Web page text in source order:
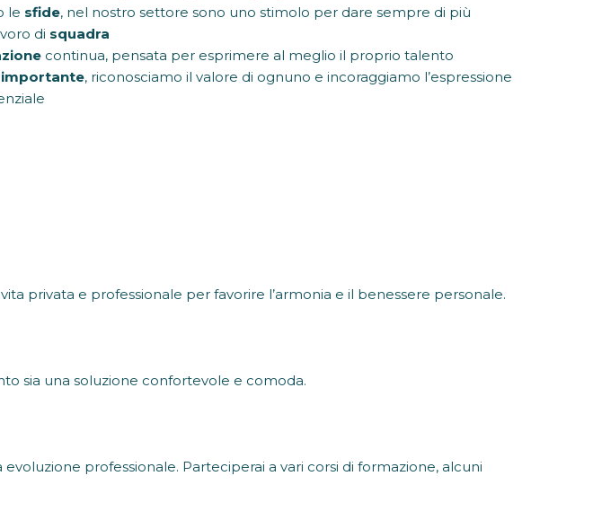
le sfide, nel nostro settore sono uno stimolo per dare sempre di più
di squadra
continua, pensata per esprimere al meglio il proprio talento
importante, riconosciamo il valore di ognuno e incoraggiamo l’espressione
privata e professionale per favorire l’armonia e il benessere personale.
sia una soluzione confortevole e comoda.
professionale. Parteciperai a vari corsi di formazione, alcuni